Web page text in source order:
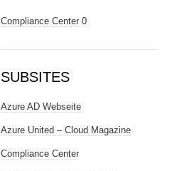
Compliance Center 0
SUBSITES
Azure AD Webseite
Azure United – Cloud Magazine
Compliance Center